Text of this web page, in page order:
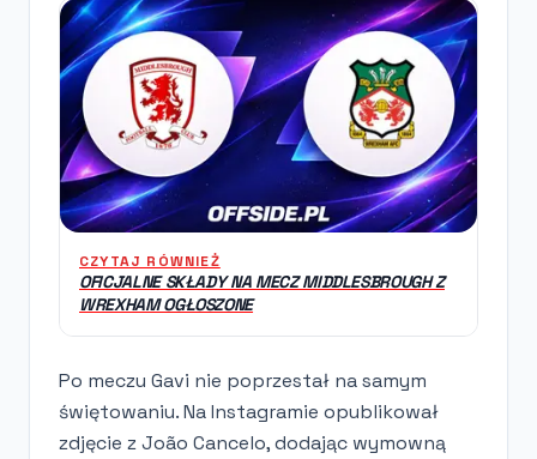
CZYTAJ RÓWNIEŻ
OFICJALNE SKŁADY NA MECZ MIDDLESBROUGH Z
WREXHAM OGŁOSZONE
Po meczu Gavi nie poprzestał na samym
świętowaniu. Na Instagramie opublikował
zdjęcie z João Cancelo, dodając wymowną